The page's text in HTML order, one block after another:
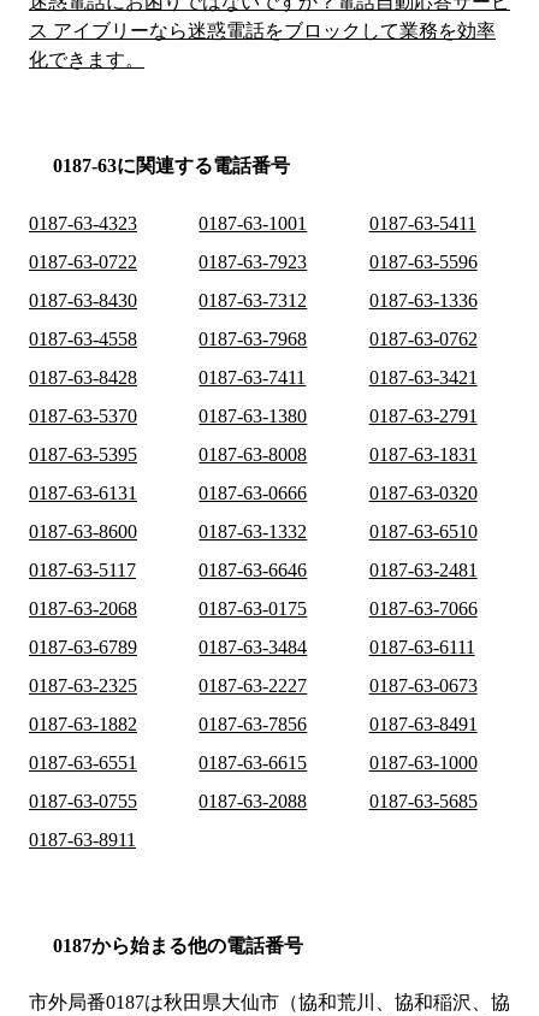
ス アイブリーなら迷惑電話をブロックして業務を効率
化できます。
0187-63に関連する電話番号
0187-63-4323 0187-63-1001
0187-63-5411
0187-63-0722
0187-63-7923
0187-63-5596
0187-63-8430
0187-63-7312
0187-63-1336
0187-63-4558
0187-63-7968
0187-63-0762
0187-63-8428
0187-63-7411
0187-63-3421
0187-63-5370
0187-63-1380
0187-63-2791
0187-63-5395
0187-63-8008
0187-63-1831
0187-63-6131
0187-63-0666
0187-63-0320
0187-63-8600
0187-63-1332
0187-63-6510
0187-63-5117
0187-63-6646
0187-63-2481
0187-63-2068
0187-63-0175
0187-63-7066
0187-63-6789
0187-63-3484
0187-63-6111
0187-63-2325
0187-63-2227
0187-63-0673
0187-63-1882
0187-63-7856
0187-63-8491
0187-63-6551
0187-63-6615
0187-63-1000
0187-63-0755
0187-63-2088
0187-63-5685
0187-63-8911
0187から始まる他の電話番号
市外局番0187は秋田県大仙市（協和荒川、協和稲沢、協